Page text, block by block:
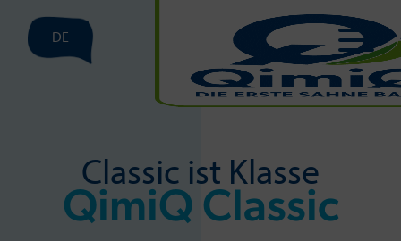
DE
Classic ist Klasse
QimiQ Classic